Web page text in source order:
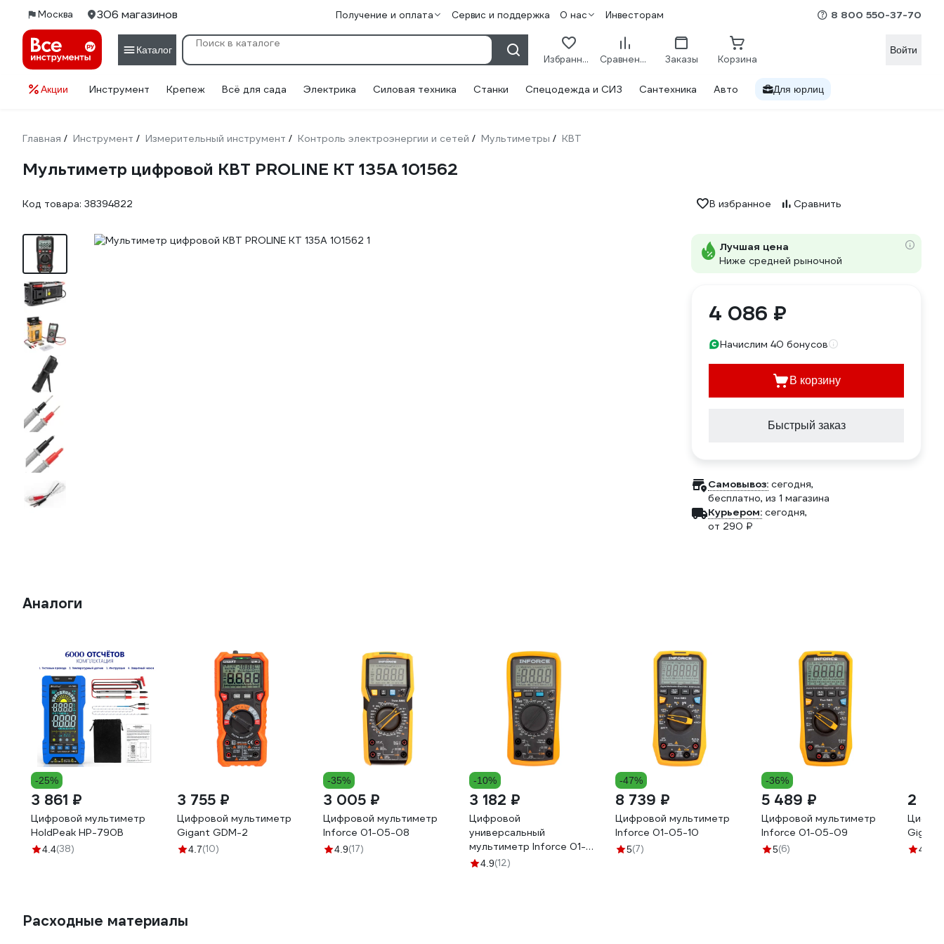
Москва 306 магазинов Получение и оплата Сервис и поддержка О нас Инвесторам 8 800 550-37-70
Каталог
Избранное Сравнение Заказы Корзина
Войти
Акции Инструмент Крепеж Всё для сада Электрика Силовая техника Станки Спецодежда и СИЗ Сантехника Авто Для юрлиц
Главная / Инструмент / Измерительный инструмент / Контроль электроэнергии и сетей / Мультиметры / КВТ
Мультиметр цифровой КВТ PROLINE KT 135А 101562
Код товара: 38394822 В избранное Сравнить
Лучшая цена
Ниже средней рыночной
4 086 ₽
Начислим 40 бонусов
В корзину
Быстрый заказ
Самовывоз: сегодня,
бесплатно, из 1 магазина
Курьером: сегодня,
от 290 ₽
Аналоги
-25%
3 861 ₽
Цифровой мультиметр
HoldPeak HP-790B
4.4(38)
3 755 ₽
Цифровой мультиметр
Gigant GDM-2
4.7(10)
-35%
3 005 ₽
Цифровой мультиметр
Inforce 01-05-08
4.9(17)
-10%
3 182 ₽
Цифровой
универсальный
мультиметр Inforce 01-
05-07
4.9(12)
-47%
8 739 ₽
Цифровой мультиметр
Inforce 01-05-10
5(7)
-36%
5 489 ₽
Цифровой мультиметр
Inforce 01-05-09
5(6)
2
Gigant
4.7
Расходные материалы